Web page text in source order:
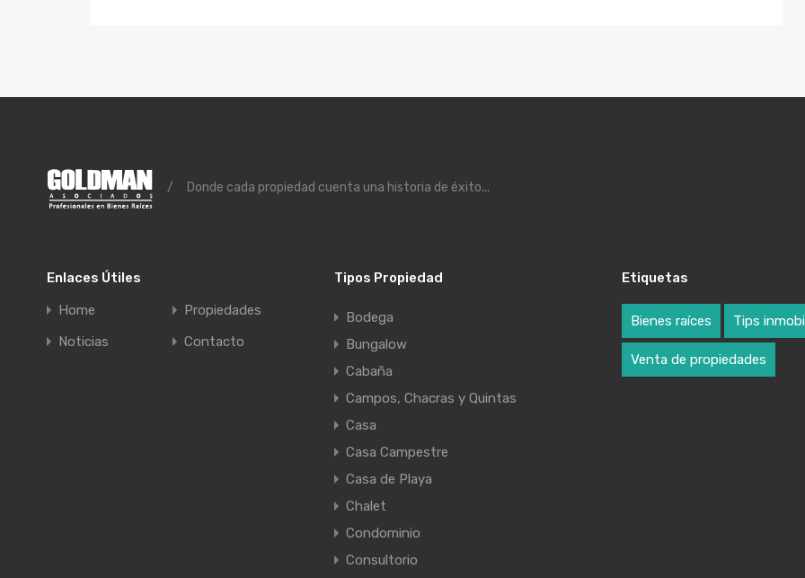
/ Donde cada propiedad cuenta una historia de éxito...
Enlaces Útiles
Home
Propiedades
Noticias
Contacto
Tipos Propiedad
Bodega
Bungalow
Cabaña
Campos, Chacras y Quintas
Casa
Casa Campestre
Casa de Playa
Chalet
Condominio
Consultorio
Etiquetas
Bienes raíces Tips
Venta de propiedades